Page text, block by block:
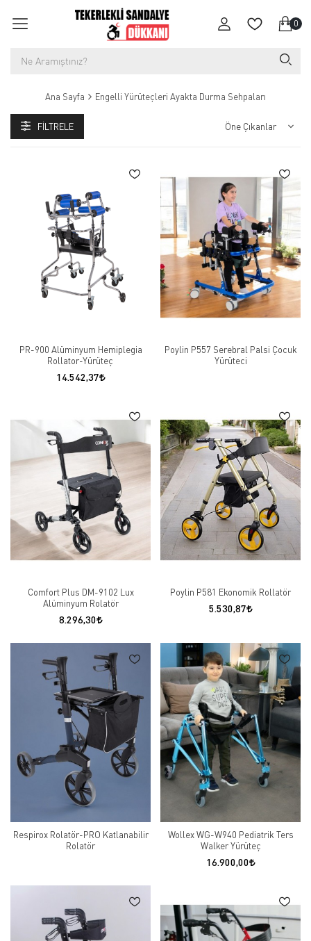
0
Ana Sayfa Engelli Yürüteçleri Ayakta Durma Sehpaları
FILTRELE
PR-900 Alüminyum Hemiplegia
Rollator-Yürüteç
14.542,37
Poylin P557 Serebral Palsi Çocuk
Yürüteci
Comfort Plus DM-9102 Lux
Alüminyum Rolatör
8.296,30
Poylin P581 Ekonomik Rollatör
5.530,87
Respirox Rolatör-PRO Katlanabilir
Rolatör
Wollex WG-W940 Pediatrik Ters
Walker Yürüteç
16.900,00